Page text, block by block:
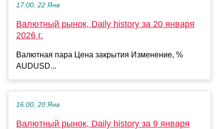
17:00, 22 Янв
Валютный рынок, Daily history за 20 января
2026 г.
Валютная пара Цена закрытия Изменение, %
AUDUSD...
16:00, 20 Янв
Валютный рынок, Daily history за 9 января